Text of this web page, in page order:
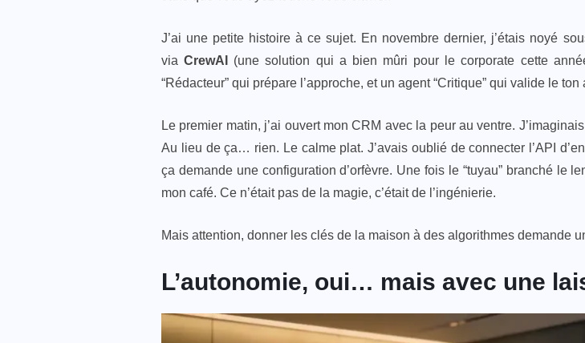
J’ai une petite histoire à ce sujet. En novembre dernier, j’étais noyé
viaCrewAI
(une solution qui a bien mûri pour le corporate cette
“Rédacteur” qui prépare l’approche, et un agent “Critique” qui valide le ton
Le premier matin, j’ai ouvert mon CRM avec la peur au ventre.
Au lieu de ça… rien. Le calme plat. J’avais oublié de connecter l’API
ça demande une configuration d’orfèvre. Une fois le “tuyau” branché le
mon café. Ce n’était pas de la magie, c’était de l’ingénierie.
Mais attention, donner les clés de la maison à des algorithmes demande
L’autonomie, oui… mais avec une